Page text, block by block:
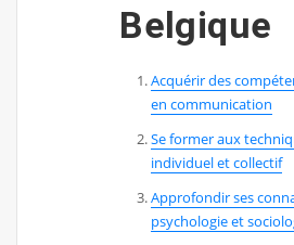
Belgique
Acquérir des
en communication
Se former aux
individuel et collectif
Approfondir ses
psychologie et